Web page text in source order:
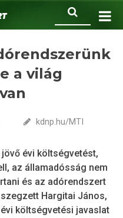
a világ
kdnp.hu/MTI
évi költségvetést,
az államadósság nem
és az adórendszert
Hargitai János,
költségvetési javaslat